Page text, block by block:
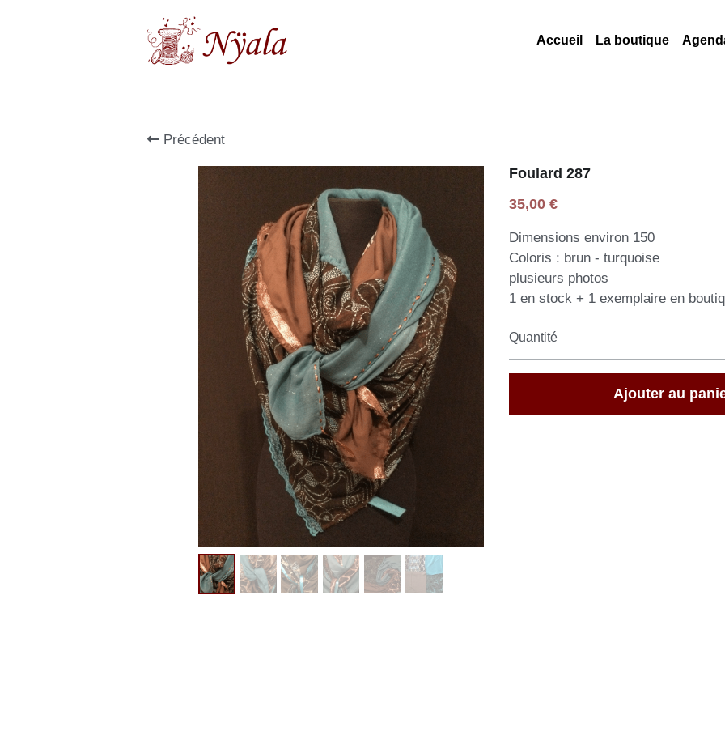
Accueil La boutique
Précédent
Foulard 287
35,00 €
Dimensions environ 150
Coloris : brun - turquoise
plusieurs photos
1 en stock + 1 exemplaire en
Quantité
Ajouter au